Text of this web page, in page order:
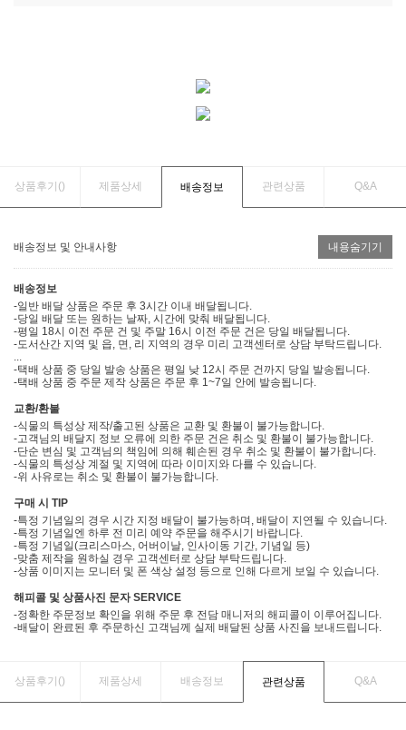
상품후기() 제품상세 배송정보 관련상품 Q&A
배송정보 및 안내사항 내용숨기기
배송정보
-일반 배달 상품은 주문 후 3시간 이내 배달됩니다.
-당일 배달 또는 원하는 날짜, 시간에 맞춰 배달됩니다.
-평일 18시 이전 주문 건 및 주말 16시 이전 주문 건은 당일 배달됩니다.
-도서산간 지역 및 읍, 면, 리 지역의 경우 미리 고객센터로 상담 부탁드립니다.
-택배 상품 중 당일 발송 상품은 평일 낮 12시 주문 건까지 당일 발송됩니다.
-택배 상품 중 주문 제작 상품은 주문 후 1~7일 안에 발송됩니다.
교환/환불
-식물의 특성상 제작/출고된 상품은 교환 및 환불이 불가능합니다.
-고객님의 배달지 정보 오류에 의한 주문 건은 취소 및 환불이 불가능합니다.
-단순 변심 및 고객님의 책임에 의해 훼손된 경우 취소 및 환불이 불가합니다.
-식물의 특성상 계절 및 지역에 따라 이미지와 다를 수 있습니다.
-위 사유로는 취소 및 환불이 불가능합니다.
구매 시 TIP
-특정 기념일의 경우 시간 지정 배달이 불가능하며, 배달이 지연될 수 있습니다.
-특정 기념일엔 하루 전 미리 예약 주문을 해주시기 바랍니다.
-특정 기념일(크리스마스, 어버이날, 인사이동 기간, 기념일 등)
-맞춤 제작을 원하실 경우 고객센터로 상담 부탁드립니다.
-상품 이미지는 모니터 및 폰 색상 설정 등으로 인해 다르게 보일 수 있습니다.
해피콜 및 상품사진 문자 SERVICE
-정확한 주문정보 확인을 위해 주문 후 전담 매니저의 해피콜이 이루어집니다.
-배달이 완료된 후 주문하신 고객님께 실제 배달된 상품 사진을 보내드립니다.
상품후기() 제품상세 배송정보 관련상품 Q&A